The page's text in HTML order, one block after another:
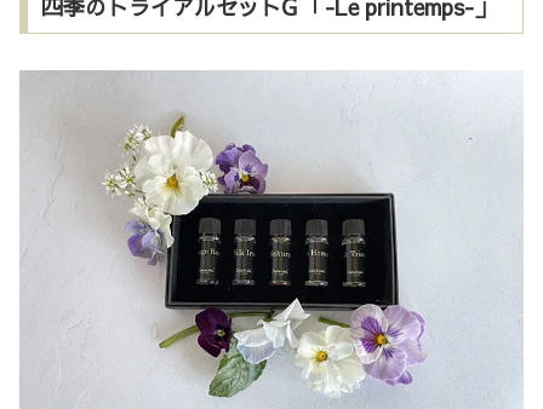
四季のトライアルセットG 「-Le printemps-」